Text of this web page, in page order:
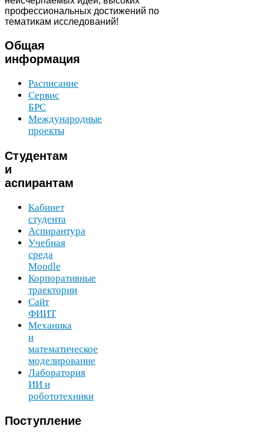
профессиональных достижений по
тематикам исследований!
Общая
информация
Расписание
Сервис
БРС
Международные
проекты
Студентам
и
аспирантам
Кабинет
студента
Аспирантура
Учебная
среда
Moodle
Корпоративные
траектории
Сайт
ФИИТ
Механика
и
математическое
моделирование
Лаборатория
ИИ и
робототехники
Поступление